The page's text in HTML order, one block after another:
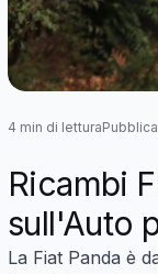
4 min di lettura
Ricambi
sull'Auto
La Fiat Panda è